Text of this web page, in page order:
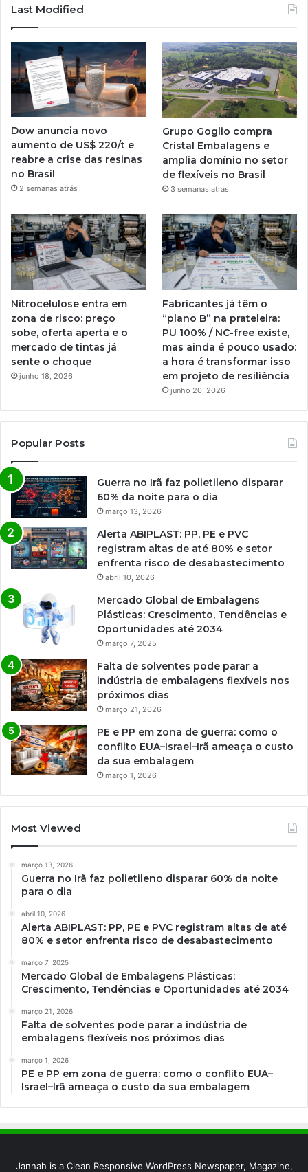
Last Modified
Dow anuncia novo
aumento de US$ 220/t e
reabre a crise das resinas
no Brasil
2 semanas atrás
Grupo Goglio compra
Cristal Embalagens e
amplia domínio no setor
de flexíveis no Brasil
3 semanas atrás
Nitrocelulose entra em
zona de risco: preço
sobe, oferta aperta e o
mercado de tintas já
sente o choque
junho 18, 2026
Fabricantes já têm o
“plano B” na prateleira:
PU 100% / NC-free existe,
mas ainda é pouco usado:
a hora é transformar isso
em projeto de resiliência
junho 20, 2026
Popular Posts
Guerra no Irã faz polietileno disparar
60% da noite para o dia
março 13, 2026
Alerta ABIPLAST: PP, PE e PVC
registram altas de até 80% e setor
enfrenta risco de desabastecimento
abril 10, 2026
Mercado Global de Embalagens
Plásticas: Crescimento, Tendências e
Oportunidades até 2034
março 7, 2025
Falta de solventes pode parar a
indústria de embalagens flexíveis nos
próximos dias
março 21, 2026
PE e PP em zona de guerra: como o
conflito EUA–Israel–Irã ameaça o custo
da sua embalagem
março 1, 2026
Most Viewed
março 13, 2026
Guerra no Irã faz polietileno disparar 60% da noite
para o dia
abril 10, 2026
Alerta ABIPLAST: PP, PE e PVC registram altas de até
80% e setor enfrenta risco de desabastecimento
março 7, 2025
Mercado Global de Embalagens Plásticas:
Crescimento, Tendências e Oportunidades até 2034
março 21, 2026
Falta de solventes pode parar a indústria de
embalagens flexíveis nos próximos dias
março 1, 2026
PE e PP em zona de guerra: como o conflito EUA–
Israel–Irã ameaça o custo da sua embalagem
Jannah is a Clean Responsive WordPress Newspaper, Magazine,